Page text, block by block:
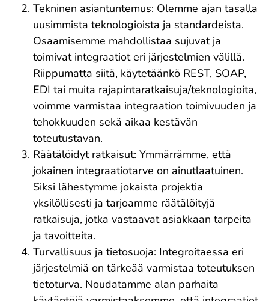
Tekninen asiantuntemus: Olemme ajan tasalla
uusimmista teknologioista ja standardeista.
Osaamisemme mahdollistaa sujuvat ja
toimivat integraatiot eri järjestelmien välillä.
Riippumatta siitä, käytetäänkö REST, SOAP,
EDI tai muita rajapintaratkaisuja/teknologioita,
voimme varmistaa integraation toimivuuden ja
tehokkuuden sekä aikaa kestävän
toteutustavan.
Räätälöidyt ratkaisut: Ymmärrämme, että
jokainen integraatiotarve on ainutlaatuinen.
Siksi lähestymme jokaista projektia
yksilöllisesti ja tarjoamme räätälöityjä
ratkaisuja, jotka vastaavat asiakkaan tarpeita
ja tavoitteita.
Turvallisuus ja tietosuoja: Integroitaessa eri
järjestelmiä on tärkeää varmistaa toteutuksen
tietoturva. Noudatamme alan parhaita